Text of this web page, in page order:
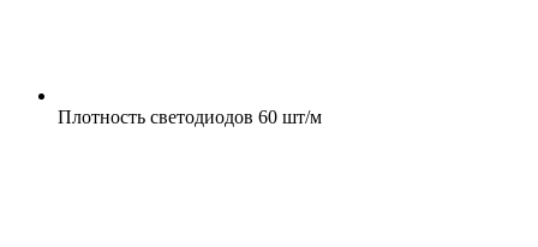
Плотность светодиодов 60 шт/м